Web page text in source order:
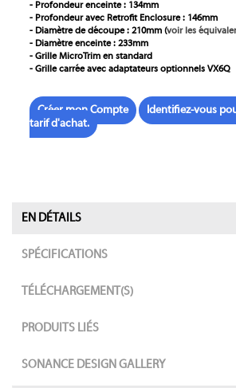
- Profondeur enceinte : 134mm
- Profondeur avec Retrofit Enclosure : 146mm
- Diamètrede découpe : 210mm (voir les
- Diamètre enceinte : 233mm
- Grille MicroTrim en standard
- Grille carrée avec adaptateurs optionnels VX6Q
Créer mon Compte
Identifiez-vous
tarif d'achat.
EN DÉTAILS
SPÉCIFICATIONS
TÉLÉCHARGEMENT(S)
PRODUITS LIÉS
SONANCE DESIGN GALLERY